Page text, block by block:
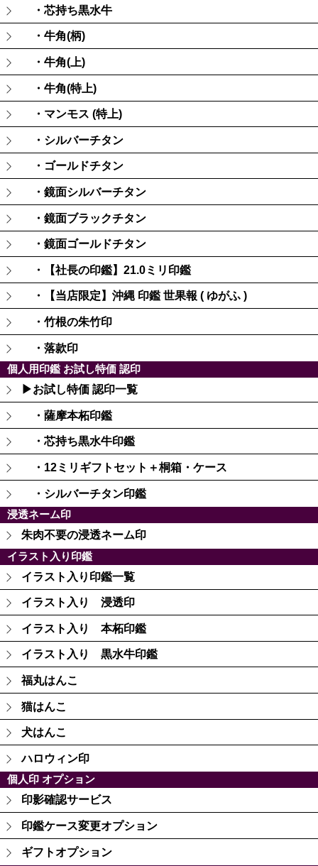
・芯持ち黒水牛
・牛角(柄)
・牛角(上)
・牛角(特上)
・マンモス (特上)
・シルバーチタン
・ゴールドチタン
・鏡面シルバーチタン
・鏡面ブラックチタン
・鏡面ゴールドチタン
・【社長の印鑑】21.0ミリ印鑑
・【当店限定】沖縄 印鑑 世果報 ( ゆがふ )
・竹根の朱竹印
・落款印
個人用印鑑 お試し特価 認印
▶お試し特価 認印一覧
・薩摩本柘印鑑
・芯持ち黒水牛印鑑
・12ミリギフトセット＋桐箱・ケース
・シルバーチタン印鑑
浸透ネーム印
朱肉不要の浸透ネーム印
イラスト入り印鑑
イラスト入り印鑑一覧
イラスト入り 浸透印
イラスト入り 本柘印鑑
イラスト入り 黒水牛印鑑
福丸はんこ
猫はんこ
犬はんこ
ハロウィン印
個人印 オプション
印影確認サービス
印鑑ケース変更オプション
ギフトオプション